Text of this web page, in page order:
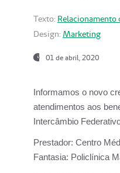
Texto: Relacionamento
Design: Marketing
01 de abril, 2020
Informamos o novo
atendimentos aos
Intercâmbio
Prestador: Centro
Fantasia: Policlínica